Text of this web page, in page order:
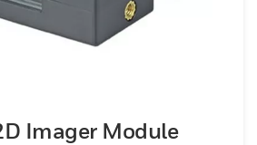
Imager Module